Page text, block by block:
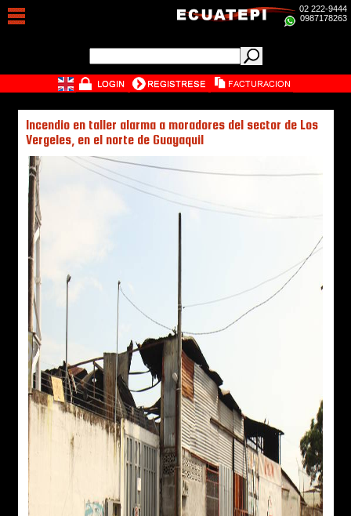
02 222-9444
0987178263
Incendio en taller alarma a moradores del sector de Los
Vergeles, en el norte de Guayaquil